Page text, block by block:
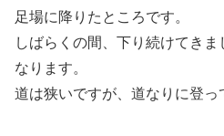
足場に降りたところです。
しばらくの間、下り続けてき
なります。
道は狭いですが、道なりに登っ